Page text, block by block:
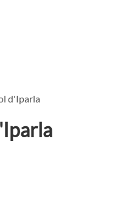
d'Iparla